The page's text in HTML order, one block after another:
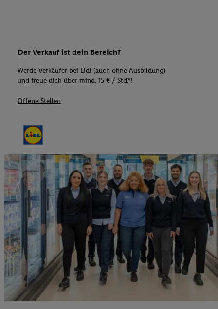
Der Verkauf ist dein Bereich?
Werde Verkäufer bei Lidl (auch ohne Ausbildung)
und freue dich über mind. 15 € / Std.*!
Offene Stellen